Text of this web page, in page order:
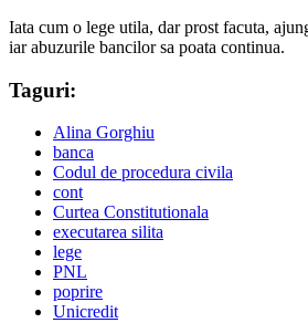
Iata cum o lege utila, dar prost facuta,
iar abuzurile bancilor sa poata continua.
Taguri:
Alina Gorghiu
banca
Codul de procedura civila
cont
Curtea Constitutionala
executarea silita
lege
PNL
poprire
Unicredit